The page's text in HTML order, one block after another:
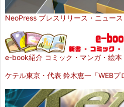
NeoPress プレスリリース・ニュー
e-book紹介 コミック・マンガ・絵本
ケテル東京・代表 鈴木恵一「WEBプ